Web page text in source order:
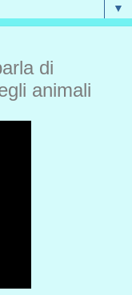
▼
di
animali